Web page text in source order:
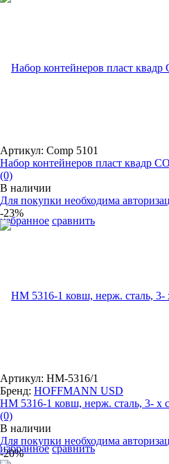
избранное сравнить
Артикул: Comp 5101
Набор контейнеров пласт квадр
(0)
В наличии
Для покупки необходима
-23%
избранное сравнить
Артикул: HM-5316/1
Бренд: HOFFMANN USD
НМ 5316-1 ковш, нерж. сталь, 3- х
(0)
В наличии
Для покупки необходима
-20%